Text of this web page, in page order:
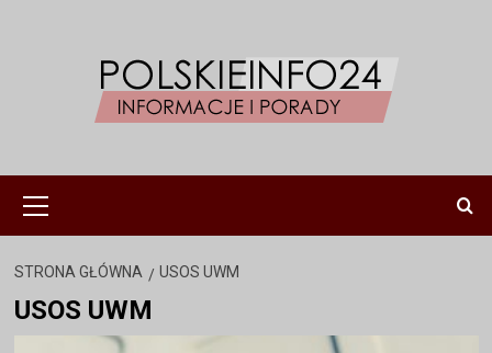
główne
STRONA GŁÓWNA USOS UWM
USOS UWM